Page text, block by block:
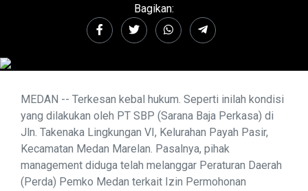
Bagikan:
MEDAN -- Terkesan kebal hukum. Seperti inilah kondisi
yang dilakukan oleh PT SBP (Sarana Baja Perkasa) di
Jln. Takenaka Lingkungan VI, Kelurahan Payah Pasir,
Kecamatan Medan Marelan. Pasalnya, pihak
management diduga telah melanggar Peraturan Daerah
(Perda) Pemko Medan terkait Izin Permohonan